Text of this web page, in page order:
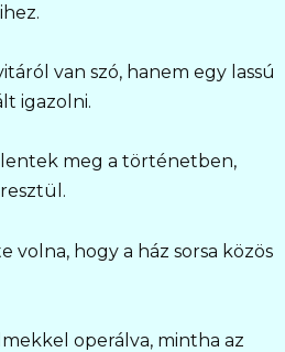
van szó, hanem egy lassú
igazolni.
meg a történetben,
hogy a ház sorsa közös
operálva, mintha az